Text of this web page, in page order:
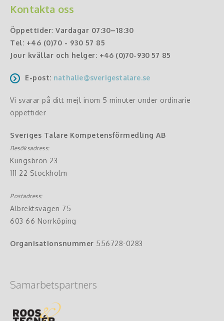
Kontakta oss
Öppettider: Vardagar 07:30–18:30
Tel: +46 (0)70 - 930 57 85
Jour kvällar och helger: +46 (0)70-930 57 85
E-post: nathalie@sverigestalare.se
Vi svarar på ditt mejl inom 5 minuter under ordinarie
öppettider
Sveriges Talare Kompetensförmedling AB
Besöksadress:
Kungsbron 23
111 22 Stockholm
Postadress:
Albrektsvägen 75
603 66 Norrköping
Organisationsnummer 556728-0283
Samarbetspartners